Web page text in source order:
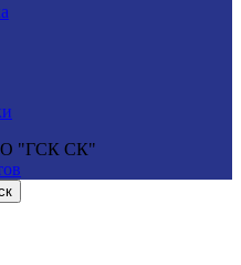
"ГСК СК"